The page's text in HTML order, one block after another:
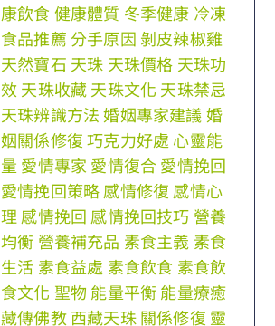
康飲食 健康體質 冬季健康 冷凍
食品推薦分手原因剝皮辣椒雞
天然寶石 天珠 天珠價格 天珠功
效天珠收藏天珠文化 天珠禁忌
天珠辨識方法 婚姻專家建議婚
姻關係修復 巧克力好處 心靈能
量 愛情專家愛情復合愛情挽回
愛情挽回策略感情修復 感情心
理感情挽回 感情挽回技巧 營養
均衡 營養補充品 素食主義 素食
生活 素食益處 素食飲食 素食飲
食文化 聖物能量平衡能量療癒
藏傳佛教西藏天珠關係修復 靈